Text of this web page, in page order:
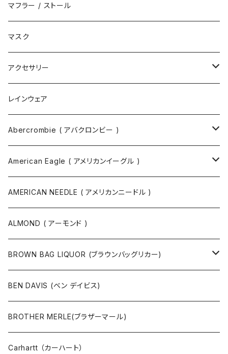
サンダル
ブーツ
エコバッグ / マーケットバッグ
ショルダーバッグ
トートバッグ
ボディバッグ
バックパック
ツールバッグ
ボディバッグ・ヒップバッグ
ボストンバッグ / 旅行バッグ
ポーチ
マフラー / ストール
マスク
アクセサリー
ネックレス
指輪
バングル
サングラス
マスク
ベルト
その他
マスクコード
財布 / キーケース
レインウェア
Abercrombie ( アバクロンビー )
スウェット
カットソー
ニット
ジャケット・ブルゾン
コート
パンツ
パーカ
American Eagle ( アメリカンイーグル )
ニット
スウェット
カットソー
パンツ
ジャケット・ブルゾン
コート
AMERICAN NEEDLE ( アメリカンニードル )
ALMOND ( アーモンド )
BROWN BAG LIQUOR (ブラウンバッグリカー)
半袖Tシャツ
長袖Tシャツ
半袖シャツ
BEN DAVIS (ベン デイビス)
BROTHER MERLE(ブラザーマール)
Carhartt （カーハート）